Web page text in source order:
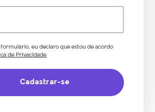
eu declaro que estou de acordo
de Privacidade